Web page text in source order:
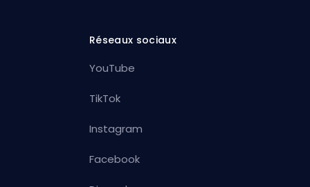
Réseaux sociaux
YouTube
TikTok
Instagram
Facebook